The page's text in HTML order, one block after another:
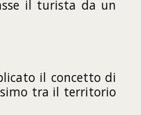
il turista da un
il concetto di
tra il territorio